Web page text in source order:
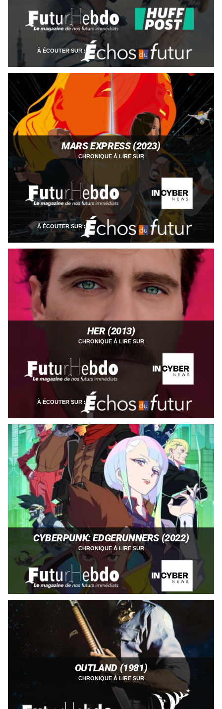
À ÉCOUTER SUR :
MARS EXPRESS (2023)
CHRONIQUE À LIRE SUR
À ÉCOUTER SUR :
HER (2013)
CHRONIQUE À LIRE SUR
À ÉCOUTER SUR :
CYBERPUNK: EDGERUNNERS (2022)
CHRONIQUE À LIRE SUR
OUTLAND (1981)
CHRONIQUE À LIRE SUR